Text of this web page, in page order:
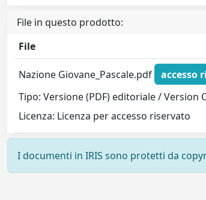
File in questo prodotto:
File
Nazione Giovane_Pascale.pdf
accesso
Tipo: Versione (PDF) editoriale / Version
Licenza: Licenza per accesso riservato
I documenti in IRIS sono protetti da